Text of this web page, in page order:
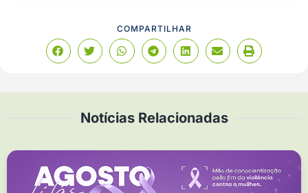
COMPARTILHAR
Notícias Relacionadas